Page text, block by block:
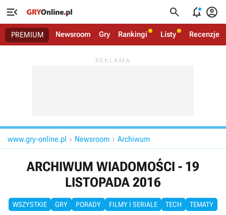
   
PREMIUM Newsroom Gry Rankingi Listy Recenzje
www.gry-online.pl  Newsroom  Archiwum
ARCHIWUM WIADOMOŚCI - 19
LISTOPADA 2016
WSZYSTKIE GRY PORADY FILMY I SERIALE TECH TEMATY